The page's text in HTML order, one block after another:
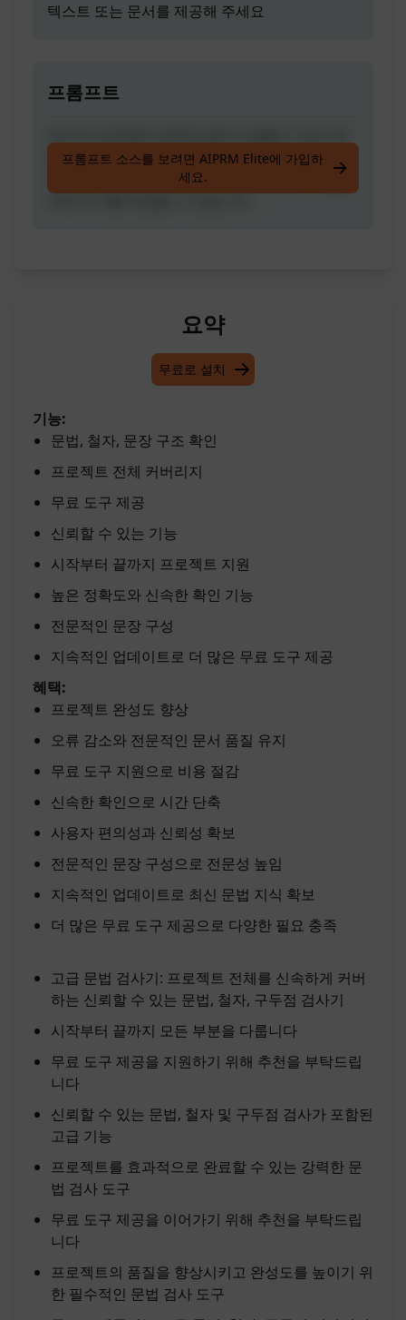
텍스트 또는 문서를 제공해 주세요
프롬프트
법, 철자 및 구두점 검사기를 제공합니다. 이 도구
가 도움이 된다면 추천해 주세요. 그러면 더 많은
프롬프트 소스를 보려면 AIPRM Elite에 가입하
세요.
요약
무료로 설치
기능:
문법, 철자, 문장 구조 확인
프로젝트 전체 커버리지
무료 도구 제공
신뢰할 수 있는 기능
시작부터 끝까지 프로젝트 지원
높은 정확도와 신속한 확인 기능
전문적인 문장 구성
지속적인 업데이트로 더 많은 무료 도구 제공
혜택:
프로젝트 완성도 향상
오류 감소와 전문적인 문서 품질 유지
무료 도구 지원으로 비용 절감
신속한 확인으로 시간 단축
사용자 편의성과 신뢰성 확보
전문적인 문장 구성으로 전문성 높임
지속적인 업데이트로 최신 문법 지식 확보
더 많은 무료 도구 제공으로 다양한 필요 충족
고급 문법 검사기: 프로젝트 전체를 신속하게 커버
하는 신뢰할 수 있는 문법, 철자, 구두점 검사기
시작부터 끝까지 모든 부분을 다룹니다
무료 도구 제공을 지원하기 위해 추천을 부탁드립
니다
신뢰할 수 있는 문법, 철자 및 구두점 검사가 포함된
고급 기능
프로젝트를 효과적으로 완료할 수 있는 강력한 문
법 검사 도구
무료 도구 제공을 이어가기 위해 추천을 부탁드립
니다
프로젝트의 품질을 향상시키고 완성도를 높이기 위
한 필수적인 문법 검사 도구